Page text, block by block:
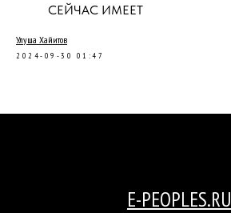
СЕЙЧАС ИМЕЕТ
Улуша Хайитов
2024-09-30 01:47
E-PEOPLES.RU